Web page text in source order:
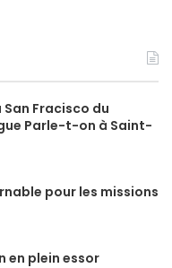
Fracisco du
Parle-t-on à Saint-
pour les missions
en plein essor